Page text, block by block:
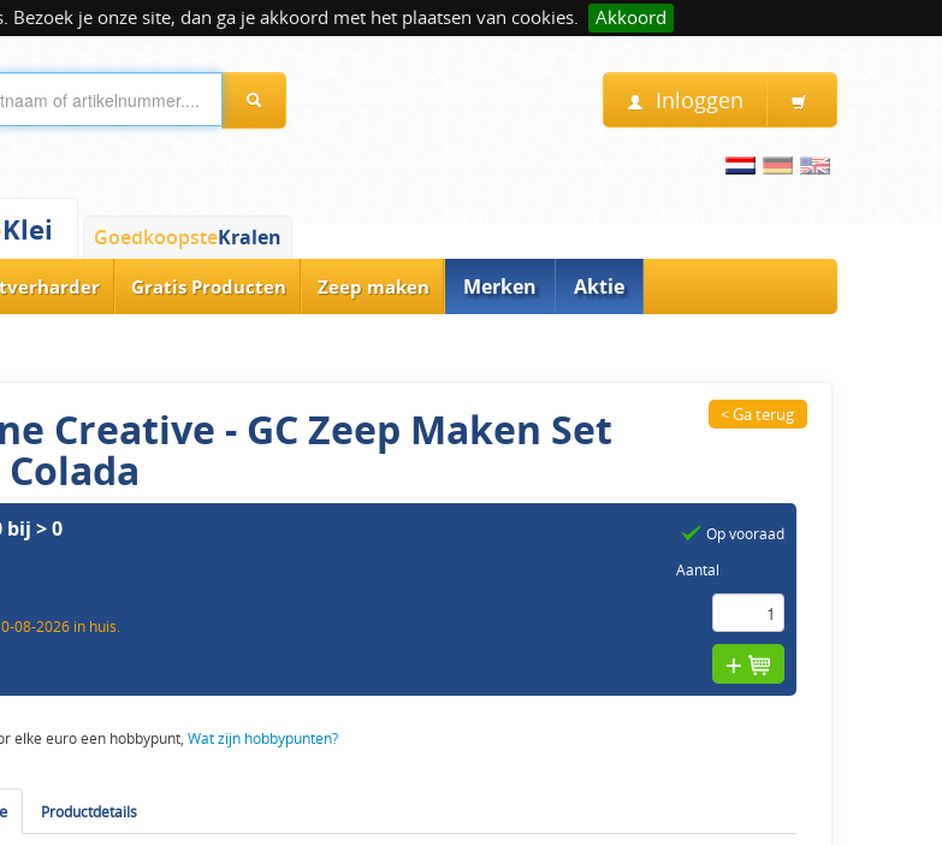
je onze site, dan ga je akkoord met het plaatsen van cookies. Akkoord
Inloggen
Klei GoedkoopsteKralen
Gratis Producten Zeep maken Merken Aktie
Creative - GC Zeep Maken Set < Ga terug
bij > 0
08-2026 in huis.
Op vooraad
Aantal
elke euro een hobbypunt,Wat zijn hobbypunten?
Productdetails